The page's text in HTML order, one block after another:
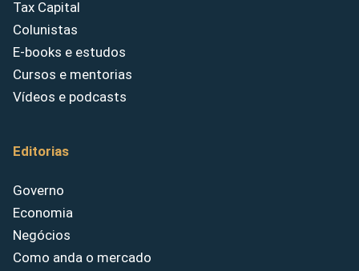
Tax Capital
Colunistas
E-books e estudos
Cursos e mentorias
Vídeos e podcasts
Editorias
Governo
Economia
Negócios
Como anda o mercado